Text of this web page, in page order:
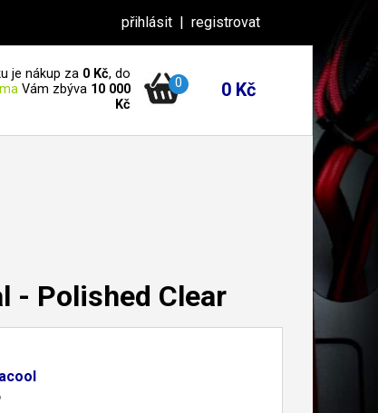
přihlásit | registrovat
je nákup za 0 Kč, do
Vám zbýva 10 000
Kč
0 0 Kč
- Polished Clear